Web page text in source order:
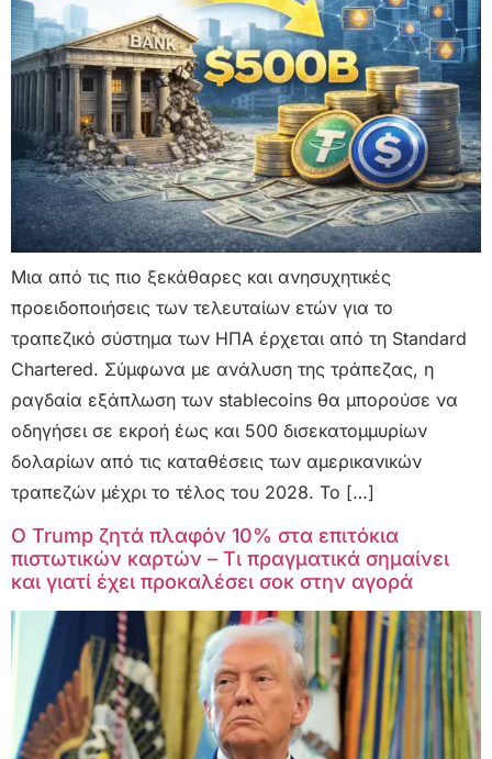
Μια από τις πιο ξεκάθαρες και ανησυχητικές
προειδοποιήσεις των τελευταίων ετών για το
τραπεζικό σύστημα των ΗΠΑ έρχεται από τη Standard
Chartered. Σύμφωνα με ανάλυση της τράπεζας, η
ραγδαία εξάπλωση των stablecoins θα μπορούσε να
οδηγήσει σε εκροή έως και 500 δισεκατομμυρίων
δολαρίων από τις καταθέσεις των αμερικανικών
τραπεζών μέχρι το τέλος του 2028. Το […]
Ο Trump ζητά πλαφόν 10% στα επιτόκια
πιστωτικών καρτών – Τι πραγματικά σημαίνει
και γιατί έχει προκαλέσει σοκ στην αγορά